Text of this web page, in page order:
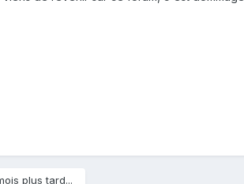
plus tard...